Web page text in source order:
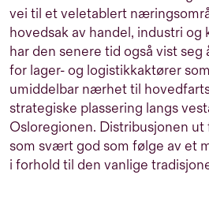
vei til et veletablert
hovedsak av handel, industri
har den senere tid også vist
for lager- og logistikkaktører
umiddelbar nærhet til
strategiske plassering langs
Osloregionen. Distribusjonen
som svært god som følge av et
i forhold til den vanlige